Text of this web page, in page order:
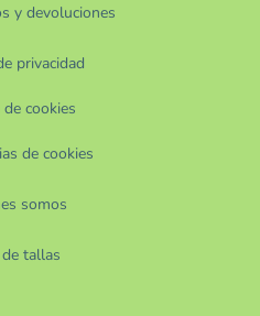
y devoluciones
privacidad
cookies
de cookies
somos
tallas